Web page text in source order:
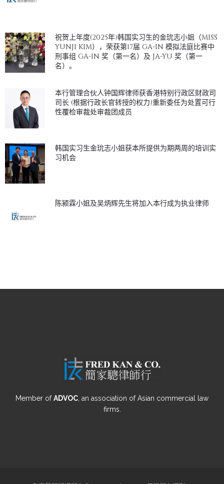
祝贺上年度(2025年)韩国实习生的金玧志小姐（MISS
YUNJI KIM），荣获第17届 GA-IN 模拟法庭比赛中
刑事组 GA-IN 奖（第一名）及 JA-YU 奖（第一
名）。
本行管理合伙人钟国辉律师获香港特别行政区财政司
司长 (根据行政长官转授的权力)重新委任为处置可行
性覆检审裁处审裁团成员
韩国实习生金玧志小姐获本所提供为期两周的培训实
习机会
陈颍霖小姐及吴炳辉先生将加入本行成为执业律师
Member ofADVOC, an association of Asian commercial law
firms.